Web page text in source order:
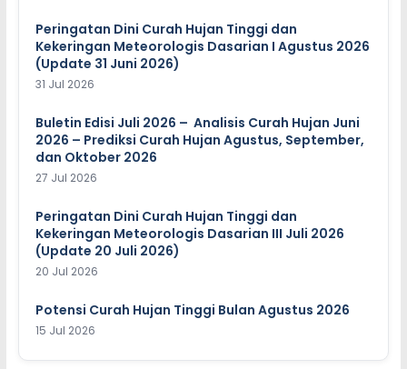
Peringatan Dini Curah Hujan Tinggi dan
Kekeringan Meteorologis Dasarian I Agustus 2026
(Update 31 Juni 2026)
31 Jul 2026
Buletin Edisi Juli 2026 – Analisis Curah Hujan Juni
2026 – Prediksi Curah Hujan Agustus, September,
dan Oktober 2026
27 Jul 2026
Peringatan Dini Curah Hujan Tinggi dan
Kekeringan Meteorologis Dasarian III Juli 2026
(Update 20 Juli 2026)
20 Jul 2026
Potensi Curah Hujan Tinggi Bulan Agustus 2026
15 Jul 2026